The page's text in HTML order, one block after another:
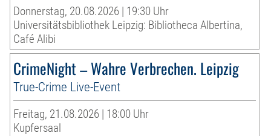
Donnerstag, 20.08.2026 | 19:30 Uhr
Universitätsbibliothek Leipzig: Bibliotheca Albertina,
Café Alibi
CrimeNight – Wahre Verbrechen. Leipzig
True-Crime Live-Event
Freitag, 21.08.2026 | 18:00 Uhr
Kupfersaal